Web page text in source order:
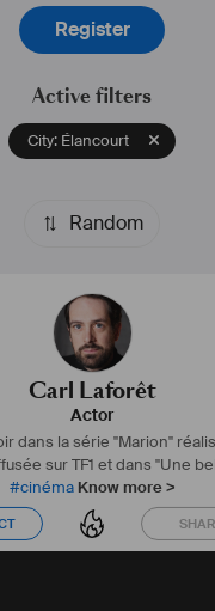
Register
Active filters
City: Élancourt
Random
Carl Laforêt
Actor
dans la série "Marion"
sur TF1 et dans "Une
#cinéma Know more >